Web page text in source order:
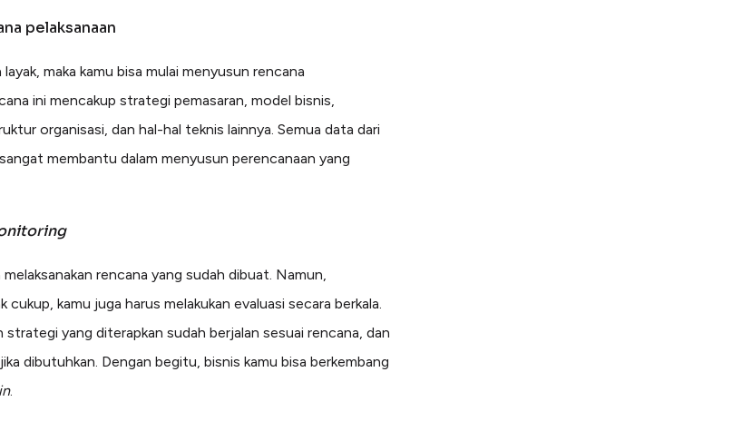
pelaksanaan
maka kamu bisa mulai menyusun rencana
ini mencakup strategi pemasaran, model bisnis,
organisasi, dan hal-hal teknis lainnya. Semua data dari
membantu dalam menyusun perencanaan yang
rencana yang sudah dibuat. Namun,
cukup, kamu juga harus melakukan evaluasi secara berkala.
strategi yang diterapkan sudah berjalan sesuai rencana, dan
dibutuhkan. Dengan begitu, bisnis kamu bisa berkembang
.